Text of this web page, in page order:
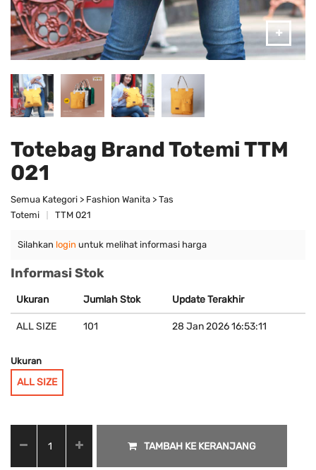
Totebag Brand Totemi TTM
021
Semua Kategori > Fashion Wanita > Tas
Totemi
TTM 021
Silahkan login untuk melihat informasi harga
Informasi Stok
Ukuran Jumlah Stok Update Terakhir
ALL SIZE 101 28 Jan 2026 16:53:11
Ukuran
ALL SIZE
TAMBAH KE KERANJANG